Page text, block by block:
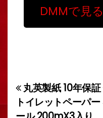
DMMで見る
投
稿
丸英製紙 10年保
トイレットペーパ